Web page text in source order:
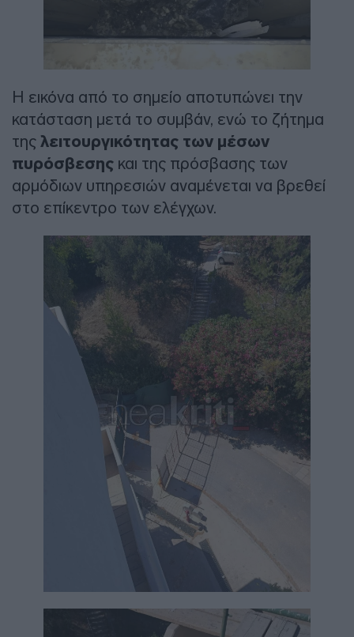
Η εικόνα από το σημείο αποτυπώνει την
κατάσταση μετά το συμβάν, ενώ το ζήτημα
της λειτουργικότητας των μέσων
πυρόσβεσης και της πρόσβασης των
αρμόδιων υπηρεσιών αναμένεται να βρεθεί
στο επίκεντρο των ελέγχων.